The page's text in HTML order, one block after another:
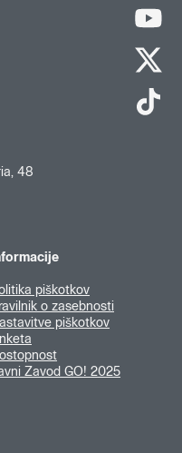
48
piškotkov
o zasebnosti
piškotkov
Zavod GO! 2025